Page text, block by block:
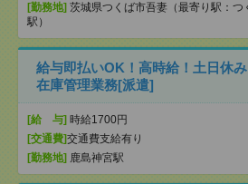
[勤務地] 茨城県つくば市吾妻（最寄り駅：つ
駅）
給与即払いOK！高時給！土日休み
在庫管理業務[派遣]
[給 与] 時給1700円
[交通費]交通費支給有り
[勤務地] 鹿島神宮駅